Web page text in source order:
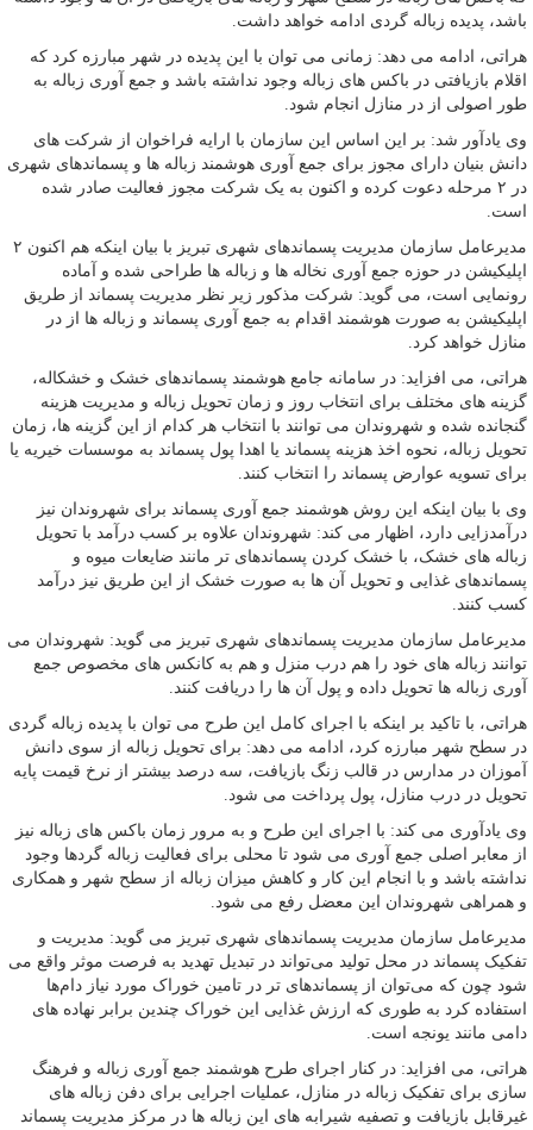
باشد، پدیده زباله گردی ادامه خواهد داشت.
هراتی، ادامه می دهد: زمانی می توان با این پدیده در شهر مبارزه کرد که
اقلام بازیافتی در باکس های زباله وجود نداشته باشد و جمع آوری زباله به
طور اصولی از در منازل انجام شود.
وی یادآور شد: بر این اساس این سازمان با ارایه فراخوان از شرکت های
دانش بنیان دارای مجوز برای جمع آوری هوشمند زباله ها و پسماندهای شهری
در ۲ مرحله دعوت کرده و اکنون به یک شرکت مجوز فعالیت صادر شده
است.
مدیرعامل سازمان مدیریت پسماندهای شهری تبریز با بیان اینکه هم اکنون ۲
اپلیکیشن در حوزه جمع آوری نخاله ها و زباله ها طراحی شده و آماده
رونمایی است، می گوید: شرکت مذکور زیر نظر مدیریت پسماند از طریق
اپلیکیشن به صورت هوشمند اقدام به جمع آوری پسماند و زباله ها از در
منازل خواهد کرد.
هراتی، می افزاید: در سامانه جامع هوشمند پسماندهای خشک و خشکاله،
گزینه های مختلف برای انتخاب روز و زمان تحویل زباله و مدیریت هزینه
گنجانده شده و شهروندان می توانند با انتخاب هر کدام از این گزینه ها، زمان
تحویل زباله، نحوه اخذ هزینه پسماند یا اهدا پول پسماند به موسسات خیریه یا
برای تسویه عوارض پسماند را انتخاب کنند.
وی با بیان اینکه این روش هوشمند جمع آوری پسماند برای شهروندان نیز
درآمدزایی دارد، اظهار می کند: شهروندان علاوه بر کسب درآمد با تحویل
زباله های خشک، با خشک کردن پسماندهای تر مانند ضایعات میوه و
پسماندهای غذایی و تحویل آن ها به صورت خشک از این طریق نیز درآمد
کسب کنند.
مدیرعامل سازمان مدیریت پسماندهای شهری تبریز می گوید: شهروندان می
توانند زباله های خود را هم درب منزل و هم به کانکس های مخصوص جمع
آوری زباله ها تحویل داده و پول آن ها را دریافت کنند.
هراتی، با تاکید بر اینکه با اجرای کامل این طرح می توان با پدیده زباله گردی
در سطح شهر مبارزه کرد، ادامه می دهد: برای تحویل زباله از سوی دانش
آموزان در مدارس در قالب زنگ بازیافت، سه درصد بیشتر از نرخ قیمت پایه
تحویل در درب منازل، پول پرداخت می شود.
وی یادآوری می کند: با اجرای این طرح و به مرور زمان باکس های زباله نیز
از معابر اصلی جمع آوری می شود تا محلی برای فعالیت زباله گردها وجود
نداشته باشد و با انجام این کار و کاهش میزان زباله از سطح شهر و همکاری
و همراهی شهروندان این معضل رفع می شود.
مدیرعامل سازمان مدیریت پسماندهای شهری تبریز می گوید: مدیریت و
تفکیک پسماند در محل تولید می‌تواند در تبدیل تهدید به فرصت موثر واقع می
شود چون که می‌توان از پسماندهای تر در تامین خوراک مورد نیاز دام‌ها
استفاده کرد به طوری که ارزش غذایی این خوراک چندین برابر نهاده های
دامی مانند یونجه است.
هراتی، می افزاید: در کنار اجرای طرح هوشمند جمع آوری زباله و فرهنگ
سازی برای تفکیک زباله در منازل، عملیات اجرایی برای دفن زباله های
غیرقابل بازیافت و تصفیه شیرابه های این زباله ها در مرکز مدیریت پسماند